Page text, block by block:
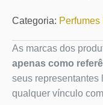
Categoria:
As marcas dos
apenas como
seus representantes
qualquer vínculo